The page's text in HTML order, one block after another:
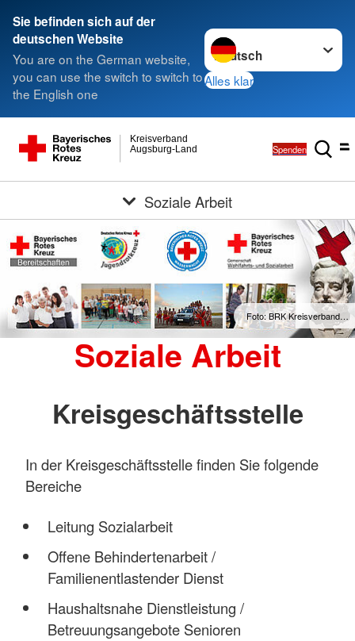
Sie befinden sich auf der
deutschen Website
You are on the German website,
you can use the switch to switch to
the English one
Sprache wechseln zu
Alles klar
Augsburg-Land
Kreisverband
Spenden
Soziale Arbeit
Foto: BRK Kreisverband…
Soziale Arbeit
Kreisgeschäftsstelle
In der Kreisgeschäftsstelle finden Sie folgende
Bereiche
Leitung Sozialarbeit
Offene Behindertenarbeit /
Familienentlastender Dienst
Haushaltsnahe Dienstleistung /
Betreuungsangebote Senioren